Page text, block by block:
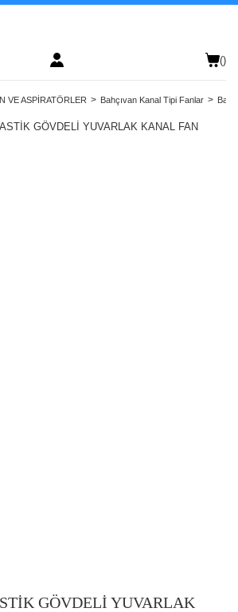
()
VE ASPİRATÖRLER Bahçıvan Kanal Tipi Fanlar
GÖVDELİ YUVARLAK